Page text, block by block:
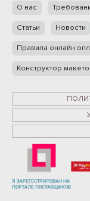
О нас
Статьи Новости
Правила онлайн
Конструктор